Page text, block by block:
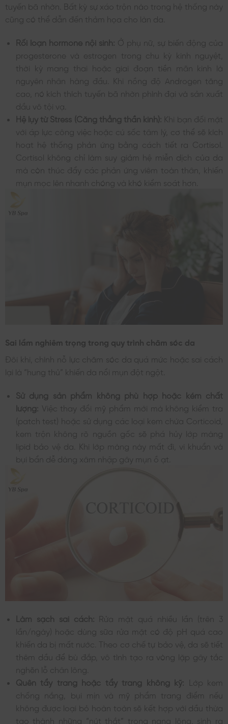
tuyến bã nhờn. Bất kỳ sự xáo trộn nào trong hệ thống này
cũng có thể dẫn đến thảm họa cho làn da.
Rối loạn hormone nội sinh: Ở phụ nữ, sự biến động của
progesterone và estrogen trong chu kỳ kinh nguyệt,
thời kỳ mang thai hoặc giai đoạn tiền mãn kinh là
nguyên nhân hàng đầu. Khi nồng độ Androgen tăng
cao, nó kích thích tuyến bã nhờn phình đại và sản xuất
dầu vô tội vạ.
Hệ lụy từ Stress (Căng thẳng thần kinh): Khi bạn đối mặt
với áp lực công việc hoặc cú sốc tâm lý, cơ thể sẽ kích
hoạt hệ thống phản ứng bằng cách tiết ra Cortisol.
Cortisol không chỉ làm suy giảm hệ miễn dịch của da
mà còn thúc đẩy các phản ứng viêm toàn thân, khiến
mụn mọc lên nhanh chóng và khó kiểm soát hơn.
Sai lầm nghiêm trọng trong quy trình chăm sóc da
Đôi khi, chính nỗ lực chăm sóc da quá mức hoặc sai cách
lại là “hung thủ” khiến da nổi mụn đột ngột.
Sử dụng sản phẩm không phù hợp hoặc kém chất
lượng: Việc thay đổi mỹ phẩm mới mà không kiểm tra
(patch test) hoặc sử dụng các loại kem chứa Corticoid,
kem trộn không rõ nguồn gốc sẽ phá hủy lớp màng
lipid bảo vệ da. Khi lớp màng này mất đi, vi khuẩn và
bụi bẩn dễ dàng xâm nhập gây mụn ồ ạt.
Làm sạch sai cách: Rửa mặt quá nhiều lần (trên 3
lần/ngày) hoặc dùng sữa rửa mặt có độ pH quá cao
khiến da bị mất nước. Theo cơ chế tự bảo vệ, da sẽ tiết
thêm dầu để bù đắp, vô tình tạo ra vòng lặp gây tắc
nghẽn lỗ chân lông.
Quên tẩy trang hoặc tẩy trang không kỹ:
Lớp kem
chống nắng, bụi mịn và mỹ phẩm trang điểm nếu
không được loại bỏ hoàn toàn sẽ kết hợp với dầu thừa
tạo thành những “nút thắt” trong nang lông, sinh ra